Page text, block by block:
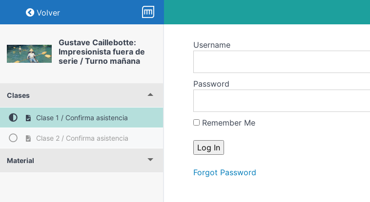
Return to course: Gustave Caillebotte: Impresionista fuera de serie / Turno
Volver
Gustave Caillebotte:
Impresionista fuera de
serie / Turno mañana
Clases
Clase 1 / Confirma asistencia
Clase 2 / Confirma asistencia
Material
Username
Password
Remember Me
Forgot Password